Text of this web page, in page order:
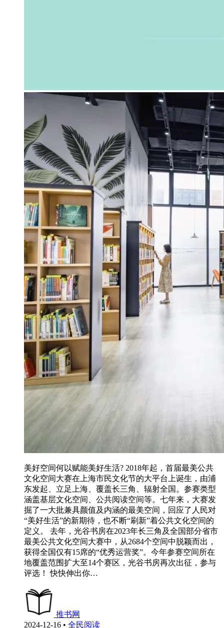
美好空间何以赋能美好生活? 2018年起，首届最美公共
文化空间大赛在上海市民文化节的大平台上诞生，由浦
东发起、立足上海、覆盖长三角、辐射全国。参赛类型
涵盖基层文化空间、公共阅读空间等。七年来，大赛发
掘了一大批兼具颜值及内涵的最美空间，回应了人民对
“美好生活”的新期待，也不断“刷新”着公共文化空间的
定义。 去年，光谷书房在2023年长三角及全国部分省市
最美公共文化空间大赛中，从2684个空间中脱颖而出，
获得全国仅有15席的“优秀运营奖”。今年参赛空间所在
地覆盖范围扩大至14个赛区，光谷书房再次出征，参与
评选！ 快快伸出你…
推书网
2024-12-16 • 全民阅读